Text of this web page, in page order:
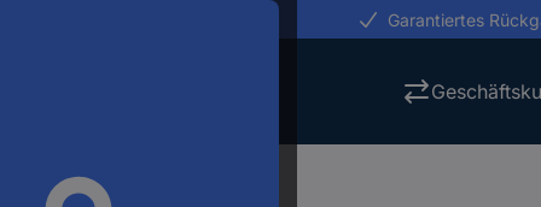
Garantiertes